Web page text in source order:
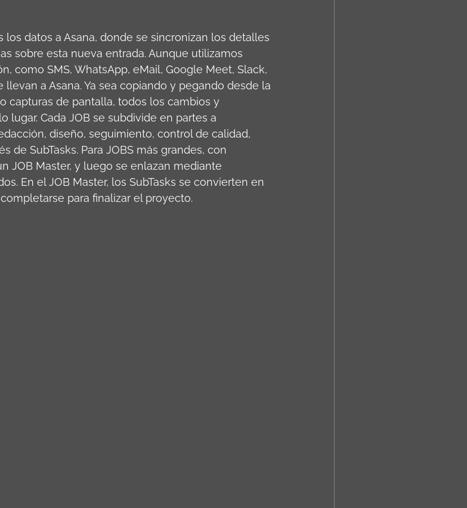
los datos a Asana, donde se sincronizan los detalles
sobre esta nueva entrada. Aunque utilizamos
como SMS, WhatsApp, eMail, Google Meet, Slack,
a Asana. Ya sea copiando y pegando desde la
capturas de pantalla, todos los cambios y
lugar. Cada JOB se subdivide en partes a
diseño, seguimiento, control de calidad,
de SubTasks. Para JOBS más grandes, con
JOB Master, y luego se enlazan mediante
En el JOB Master, los SubTasks se convierten en
para finalizar el proyecto.